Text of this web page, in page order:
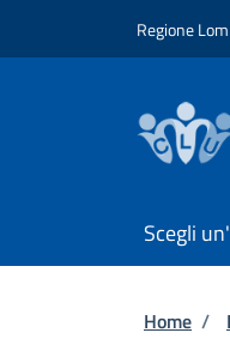
Regione
Scegli
Home /